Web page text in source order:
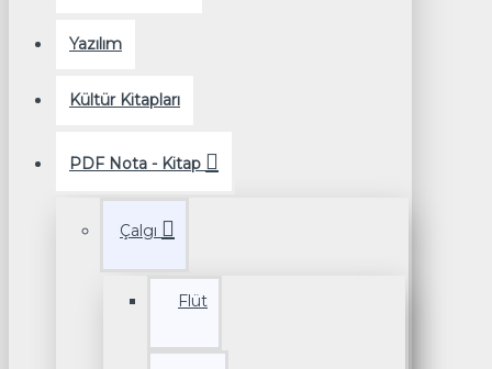
Yazılım
Kültür Kitapları
PDF Nota - Kitap
Çalgı
Flüt